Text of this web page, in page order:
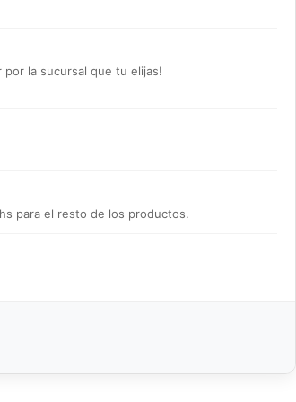
la sucursal que tu elijas!
para el resto de los productos.